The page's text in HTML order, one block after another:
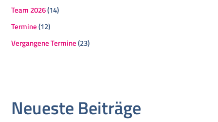
Team 2026(14)
Termine(12)
Vergangene Termine(23)
Neueste Beiträge